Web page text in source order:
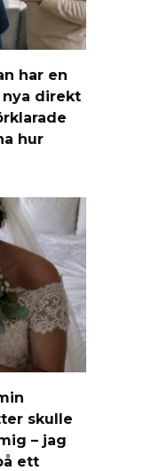
har en
direkt
hur
skulle
– jag
ett